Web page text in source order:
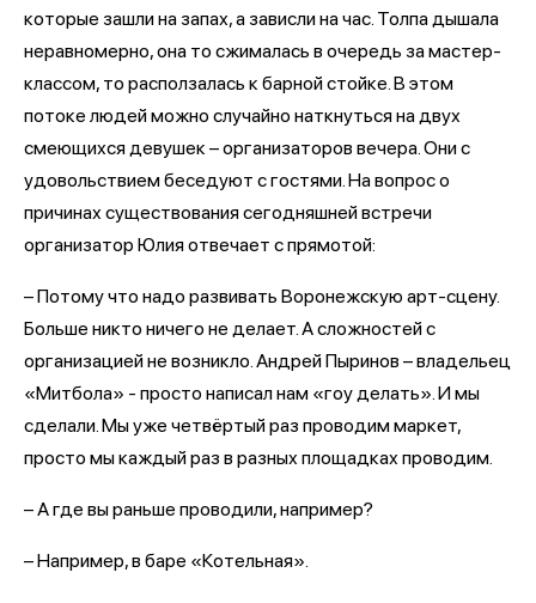
которые зашли на запах, а зависли на час. Толпа дышала
неравномерно, она то сжималась в очередь за мастер-
классом, то расползалась к барной стойке. В этом
потоке людей можно случайно наткнуться на двух
смеющихся девушек – организаторов вечера. Они с
удовольствием беседуют с гостями. На вопрос о
причинах существования сегодняшней встречи
организатор Юлия отвечает с прямотой:
– Потому что надо развивать Воронежскую арт-сцену.
Больше никто ничего не делает. А сложностей с
организацией не возникло. Андрей Пыринов – владельец
«Митбола» - просто написал нам «гоу делать». И мы
сделали. Мы уже четвёртый раз проводим маркет,
просто мы каждый раз в разных площадках проводим.
– А где вы раньше проводили, например?
– Например, в баре «Котельная».